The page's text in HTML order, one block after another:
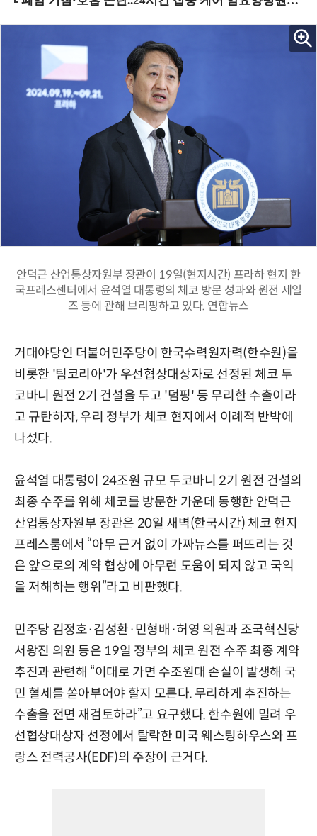
안덕근 산업통상자원부 장관이 19일(현지시간) 프라하 현지 한
국프레스센터에서 윤석열 대통령의 체코 방문 성과와 원전 세일
즈 등에 관해 브리핑하고 있다. 연합뉴스
거대야당인 더불어민주당이 한국수력원자력(한수원)을
비롯한 '팀코리아'가 우선협상대상자로 선정된 체코 두
코바니 원전 2기 건설을 두고 '덤핑' 등 무리한 수출이라
고 규탄하자, 우리 정부가 체코 현지에서 이례적 반박에
나섰다.
윤석열 대통령이 24조원 규모 두코바니 2기 원전 건설의
최종 수주를 위해 체코를 방문한 가운데 동행한 안덕근
산업통상자원부 장관은 20일 새벽(한국시간) 체코 현지
프레스룸에서 “아무 근거 없이 가짜뉴스를 퍼뜨리는 것
은 앞으로의 계약 협상에 아무런 도움이 되지 않고 국익
을 저해하는 행위”라고 비판했다.
민주당 김정호·김성환·민형배·허영 의원과 조국혁신당
서왕진 의원 등은 19일 정부의 체코 원전 수주 최종 계약
추진과 관련해 “이대로 가면 수조원대 손실이 발생해 국
민 혈세를 쏟아부어야 할지 모른다. 무리하게 추진하는
수출을 전면 재검토하라”고 요구했다. 한수원에 밀려 우
선협상대상자 선정에서 탈락한 미국 웨스팅하우스와 프
랑스 전력공사(EDF)의 주장이 근거다.